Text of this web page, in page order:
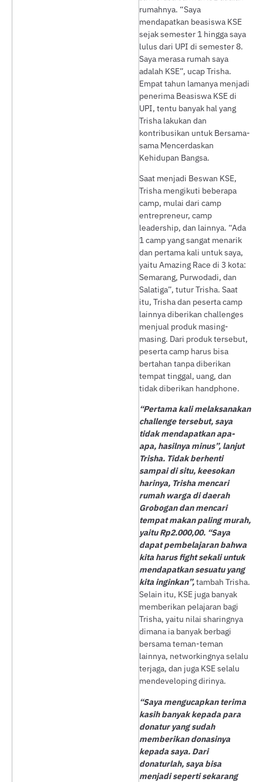
rumahnya. “Saya
mendapatkan beasiswa KSE
sejak semester 1 hingga saya
lulus dari UPI di semester 8.
Saya merasa rumah saya
adalah KSE”, ucap Trisha.
Empat tahun lamanya menjadi
penerima Beasiswa KSE di
UPI, tentu banyak hal yang
Trisha lakukan dan
kontribusikan untuk Bersama-
sama Mencerdaskan
Kehidupan Bangsa.
Saat menjadi Beswan KSE,
Trisha mengikuti beberapa
camp, mulai dari camp
entrepreneur, camp
leadership, dan lainnya. “Ada
1 camp yang sangat menarik
dan pertama kali untuk saya,
yaitu Amazing Race di 3 kota:
Semarang, Purwodadi, dan
Salatiga”, tutur Trisha. Saat
itu, Trisha dan peserta camp
lainnya diberikan challenges
menjual produk masing-
masing. Dari produk tersebut,
peserta camp harus bisa
bertahan tanpa diberikan
tempat tinggal, uang, dan
tidak diberikan handphone.
“Pertama kali melaksanakan
challenge tersebut, saya
tidak mendapatkan apa-
apa, hasilnya minus”, lanjut
Trisha. Tidak berhenti
sampai di situ, keesokan
harinya, Trisha mencari
rumah warga di daerah
Grobogan dan mencari
tempat makan paling murah,
yaitu Rp2.000,00. “Saya
dapat pembelajaran bahwa
kita harus fight sekali untuk
mendapatkan sesuatu yang
kita inginkan”,tambah Trisha.
Selain itu, KSE juga banyak
memberikan pelajaran bagi
Trisha, yaitu nilai sharingnya
dimana ia banyak berbagi
bersama teman-teman
lainnya, networkingnya selalu
terjaga, dan juga KSE selalu
mendeveloping dirinya.
“Saya mengucapkan terima
kasih banyak kepada para
donatur yang sudah
memberikan donasinya
kepada saya. Dari
donaturlah, saya bisa
menjadi seperti sekarang